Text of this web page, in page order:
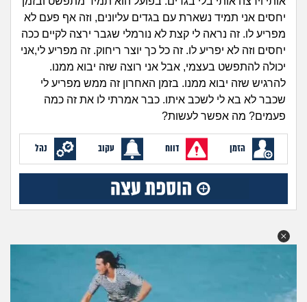
מדורים
זוגיות
היריון ולידה
הורות ומשפחה
מתבגרים
מהבקו"ם... ועד מתי?!
לימודים וסטודנטים
עבודה וקריירה
חיפוש שאלות
הרשמה | התחברות
יחסים אני תמיד נשארת עם בגדים עליונים, וזה אף פעם לא
מפריע לו. זה נראה לי קצת לא נורמלי שגבר ירצה לקיים ככה
יחסים וזה לא יפריע לו. זה כל כך יוצר ריחוק. זה מפריע לי,אני
יכולה להתפשט בעצמי, אבל אני רוצה שזה יבוא ממנו.
להרגיש שזה יבוא ממנו. בזמן האחרון זה ממש מפריע לי
שכבר לא בא לי לשכב איתו. כבר אמרתי לו את זה כמה
פעמים? מה אפשר לעשות?
הזמן דווח עקוב נהל